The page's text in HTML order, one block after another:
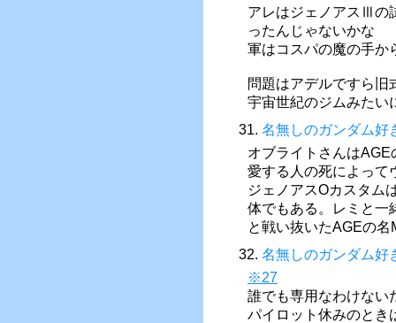
アレはジェノアスⅢの
ったんじゃないかな
軍はコスパの魔の手か
問題はアデルですら旧
宇宙世紀のジムみたい
31. 名無しのガンダム好
オブライトさんは
愛する人の死によって
ジェノアスOカスタム
体でもある。レミと一
と戦い抜いたAGEの名
32. 名無しのガンダム好
※27
誰でも専用なわけない
パイロット休みのとき